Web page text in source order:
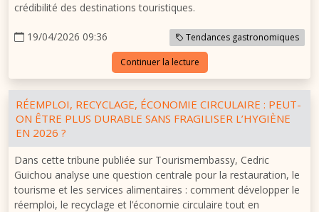
crédibilité des destinations touristiques.
19/04/2026 09:36 Tendances gastronomiques
Continuer la lecture
RÉEMPLOI, RECYCLAGE, ÉCONOMIE CIRCULAIRE : PEUT-
ON ÊTRE PLUS DURABLE SANS FRAGILISER L’HYGIÈNE
EN 2026 ?
Dans cette tribune publiée sur Tourismembassy, Cedric
Guichou analyse une question centrale pour la restauration, le
tourisme et les services alimentaires : comment développer le
réemploi, le recyclage et l’économie circulaire tout en